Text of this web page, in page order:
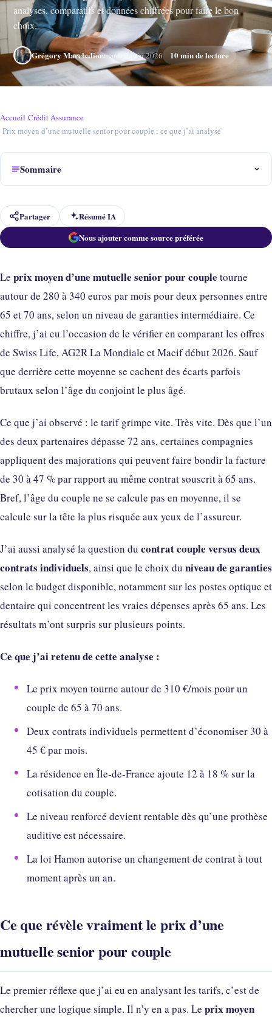
analyses, comparatifs et données chiffrées pour faire le bon
choix.
Grégory Marchalionmardi 2 juin 2026 10 min de lecture
Accueil›Crédit Assurance
›Prix moyen d’une mutuelle senior pour couple : ce que j’ai analysé
Sommaire
Partager
Résumé IA
Nous ajouter comme source préférée
Le prix moyen d’une mutuelle senior pour couple tourne
autour de 280 à 340 euros par mois pour deux personnes entre
65 et 70 ans, selon un niveau de garanties intermédiaire. Ce
chiffre, j’ai eu l’occasion de le vérifier en comparant les offres
de Swiss Life, AG2R La Mondiale et Macif début 2026. Sauf
que derrière cette moyenne se cachent des écarts parfois
brutaux selon l’âge du conjoint le plus âgé.
Ce que j’ai observé : le tarif grimpe vite. Très vite. Dès que l’un
des deux partenaires dépasse 72 ans, certaines compagnies
appliquent des majorations qui peuvent faire bondir la facture
de 30 à 47 % par rapport au même contrat souscrit à 65 ans.
Bref, l’âge du couple ne se calcule pas en moyenne, il se
calcule sur la tête la plus risquée aux yeux de l’assureur.
J’ai aussi analysé la question du contrat couple versus deux
contrats individuels, ainsi que le choix du niveau de garanties
selon le budget disponible, notamment sur les postes optique et
dentaire qui concentrent les vraies dépenses après 65 ans. Les
résultats m’ont surpris sur plusieurs points.
Ce que j’ai retenu de cette analyse :
Le prix moyen tourne autour de 310 €/mois pour un
couple de 65 à 70 ans.
Deux contrats individuels permettent d’économiser 30 à
45 € par mois.
La résidence en Île-de-France ajoute 12 à 18 % sur la
cotisation du couple.
Le niveau renforcé devient rentable dès qu’une prothèse
auditive est nécessaire.
La loi Hamon autorise un changement de contrat à tout
moment après un an.
Ce que révèle vraiment le prix d’une
mutuelle senior pour couple
Le premier réflexe que j’ai eu en analysant les tarifs, c’est de
chercher une logique simple. Il n’y en a pas. Le prix moyen